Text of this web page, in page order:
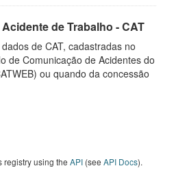
de Trabalho - CAT
de CAT, cadastradas no
de Comunicação de Acidentes do
ou quando da concessão
registry using the API (see API Docs).